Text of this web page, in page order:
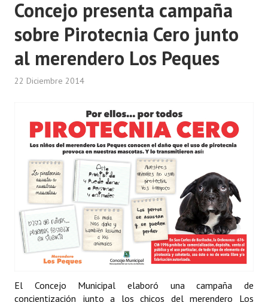
Concejo presenta campaña
sobre Pirotecnia Cero junto
al merendero Los Peques
22 Diciembre 2014
El Concejo Municipal elaboró una campaña de
concientización junto a los chicos del merendero Los